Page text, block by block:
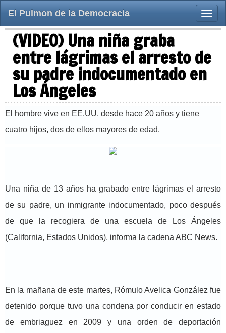
Toggle
El Pulmon de la Democracia
(VIDEO) Una niña graba
entre lágrimas el arresto de
su padre indocumentado en
Los Ángeles
El hombre vive en EE.UU. desde hace 20 años y tiene
cuatro hijos, dos de ellos mayores de edad.
Una niña de 13 años ha grabado entre lágrimas el arresto
de su padre, un inmigrante indocumentado, poco después
de que la recogiera de una escuela de Los Ángeles
(California, Estados Unidos), informa la cadena ABC News.
En la mañana de este martes, Rómulo Avelica González fue
detenido porque tuvo una condena por conducir en estado
de embriaguez en 2009 y una orden de deportación